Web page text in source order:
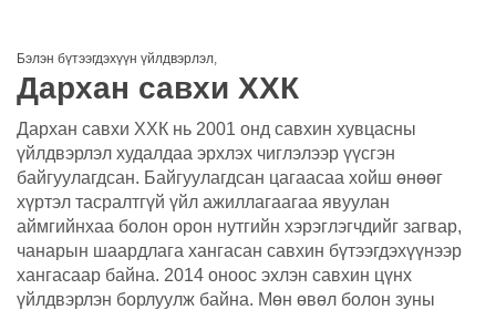
Бэлэн бүтээгдэхүүн үйлдвэрлэл,
Дархан савхи ХХК
Дархан савхи ХХК нь 2001 онд савхин хувцасны
үйлдвэрлэл худалдаа эрхлэх чиглэлээр үүсгэн
байгуулагдсан. Байгуулагдсан цагаасаа хойш өнөөг
хүртэл тасралтгүй үйл ажиллагаагаа явуулан
аймгийнхаа болон орон нутгийн хэрэглэгчдийг загвар,
чанарын шаардлага хангасан савхин бүтээгдэхүүнээр
хангасаар байна. 2014 оноос эхлэн савхин цүнх
үйлдвэрлэн борлуулж байна. Мөн өвөл болон зуны